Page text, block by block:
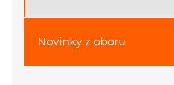
Novinky z oboru